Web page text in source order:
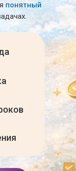
понятный